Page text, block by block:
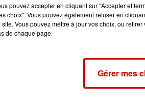
pouvez accepter en cliquant sur "Accepter et
choix". Vous pouvez également refuser en
site. Vous pouvez mettre à jour vos choix, ou
de chaque page.
Gérer mes